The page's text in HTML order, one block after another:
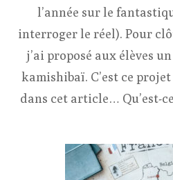
l’année sur le
interroger le réel). Pour
j’ai proposé aux élèves
kamishibaï. C’est ce
dans cet article… Qu’est-